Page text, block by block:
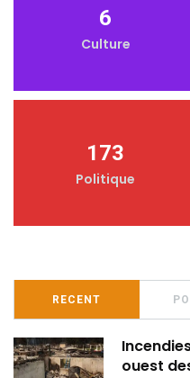
6
Culture
173
Politique
RECENT
ouest